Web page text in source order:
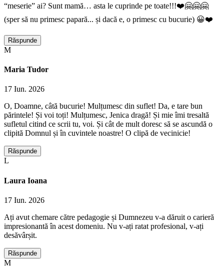
“meserie” ai? Sunt mamă… asta le cuprinde pe toate!!!❤️🤗🤗🤗
(sper să nu primesc papară... și dacă e, o primesc cu bucurie) 😀❤️
Răspunde
M
Maria Tudor
17 Iun. 2026
O, Doamne, câtă bucurie! Mulțumesc din suflet! Da, e tare bun
părintele! Și voi toți! Mulțumesc, Jenica dragă! Și mie îmi tresaltă
sufletul citind ce scrii tu, voi. Și cât de mult doresc să se ascundă o
clipită Domnul și în cuvintele noastre! O clipă de vecinicie!
Răspunde
L
Laura Ioana
17 Iun. 2026
Ați avut chemare către pedagogie și Dumnezeu v-a dăruit o carieră
impresionantă în acest domeniu. Nu v-ați ratat profesional, v-ați
desăvârșit.
Răspunde
M